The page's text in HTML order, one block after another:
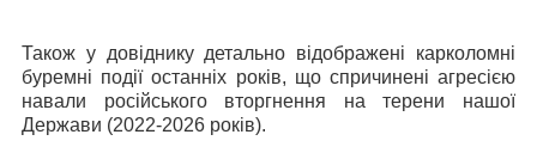
Також у довіднику детально відображені карколомні
буремні події останніх років, що спричинені агресією
навали російського вторгнення на терени нашої
Держави (2022-2026 років).